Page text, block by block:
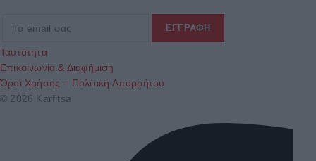
Ταυτότητα
Επικοινωνία & Διαφήμιση
Όροι Χρήσης – Πολιτική Απορρήτου
© 2026 Karfitsa